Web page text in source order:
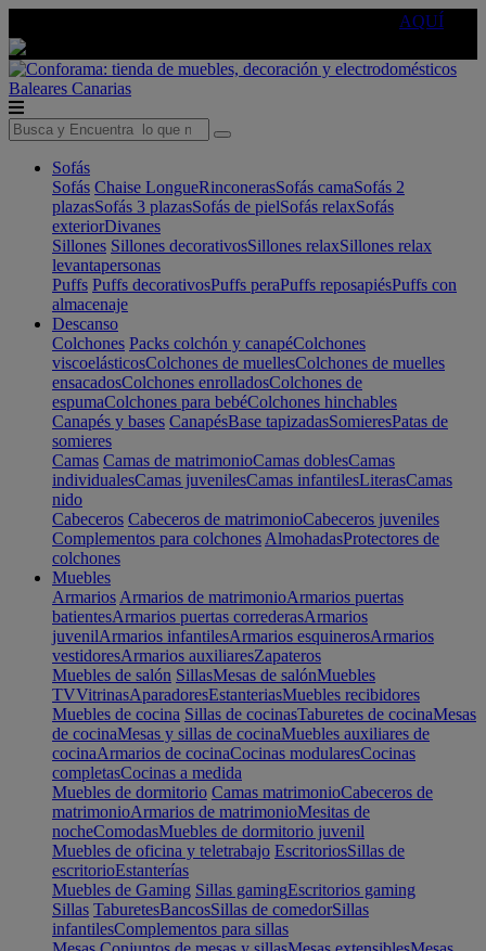
AQUÍ
Baleares Canarias
Sofás
Sofás Chaise LongueRinconerasSofás camaSofás 2
plazasSofás 3 plazasSofás de pielSofás relaxSofás
exteriorDivanes
Sillones Sillones decorativosSillones relaxSillones relax
levantapersonas
Puffs Puffs decorativosPuffs peraPuffs reposapiésPuffs con
almacenaje
Descanso
Colchones Packs colchón y canapéColchones
viscoelásticosColchones de muellesColchones de muelles
ensacadosColchones enrolladosColchones de
espumaColchones para bebéColchones hinchables
Canapés y bases CanapésBase tapizadasSomieresPatas de
somieres
Camas Camas de matrimonioCamas doblesCamas
individualesCamas juvenilesCamas infantilesLiterasCamas
nido
Cabeceros Cabeceros de matrimonioCabeceros juveniles
Complementos para colchones AlmohadasProtectores de
colchones
Muebles
Armarios Armarios de matrimonioArmarios puertas
batientesArmarios puertas correderasArmarios
juvenilArmarios infantilesArmarios esquinerosArmarios
vestidoresArmarios auxiliaresZapateros
Muebles de salón SillasMesas de salónMuebles
TVVitrinasAparadoresEstanteriasMuebles recibidores
Muebles de cocina Sillas de cocinasTaburetes de cocinaMesas
de cocinaMesas y sillas de cocinaMuebles auxiliares de
cocinaArmarios de cocinaCocinas modularesCocinas
completasCocinas a medida
Muebles de dormitorio Camas matrimonioCabeceros de
matrimonioArmarios de matrimonioMesitas de
nocheComodasMuebles de dormitorio juvenil
Muebles de oficina y teletrabajo EscritoriosSillas de
escritorioEstanterías
Muebles de Gaming Sillas gamingEscritorios gaming
Sillas TaburetesBancosSillas de comedorSillas
infantilesComplementos para sillas